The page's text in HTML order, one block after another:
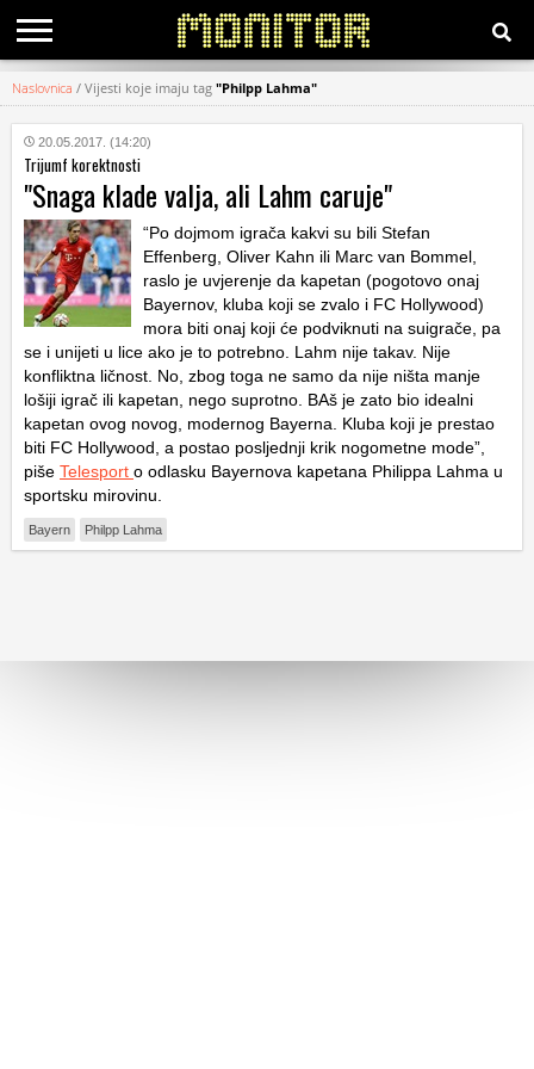
KATEGORIJE
HRVATSKI
WEB
Naslovnica / Vijesti koje imaju tag "Philpp Lahma"
20.05.2017. (14:20)
Trijumf korektnosti
"Snaga klade valja, ali Lahm caruje"
“Po dojmom igrača kakvi su bili Stefan
Effenberg, Oliver Kahn ili Marc van Bommel,
raslo je uvjerenje da kapetan (pogotovo onaj
Bayernov, kluba koji se zvalo i FC Hollywood)
mora biti onaj koji će podviknuti na suigrače, pa
se i unijeti u lice ako je to potrebno. Lahm nije takav. Nije
konfliktna ličnost. No, zbog toga ne samo da nije ništa manje
lošiji igrač ili kapetan, nego suprotno. BAš je zato bio idealni
kapetan ovog novog, modernog Bayerna. Kluba koji je prestao
biti FC Hollywood, a postao posljednji krik nogometne mode”,
piše Telesport o odlasku Bayernova kapetana Philippa Lahma u
sportsku mirovinu.
Bayern Philpp Lahma